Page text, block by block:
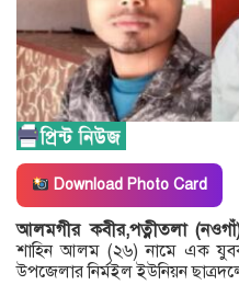
Download Photo Card
আলমগীর কবীর,পত্নীতলা
শাহিন আলম (২৬) নামে এক
উপজেলার নির্মইল ইউনিয়ন